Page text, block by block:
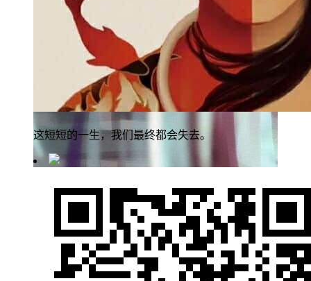
这短短的一生，我们最终都会失去。